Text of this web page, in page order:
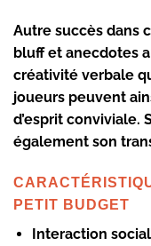
Autre succès dans
bluff et anecdotes
créativité verbale
joueurs peuvent
d’esprit conviviale.
également son
PETIT BUDGET
Interaction